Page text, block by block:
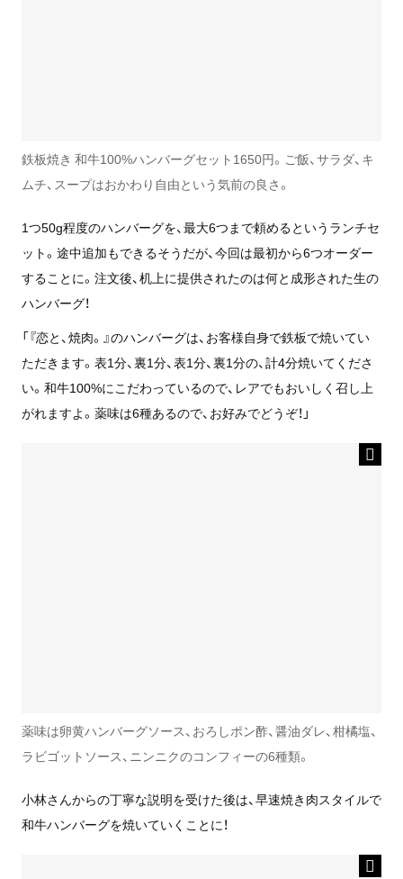
鉄板焼き 和牛100%ハンバーグセット1650円。ご飯、サラダ、キ
ムチ、スープはおかわり自由という気前の良さ。
1つ50g程度のハンバーグを、最大6つまで頼めるというランチセ
ット。途中追加もできるそうだが、今回は最初から6つオーダー
することに。注文後、机上に提供されたのは何と成形された生の
ハンバーグ！
「『恋と、焼肉。』のハンバーグは、お客様自身で鉄板で焼いてい
ただきます。表1分、裏1分、表1分、裏1分の、計4分焼いてくださ
い。和牛100%にこだわっているので、レアでもおいしく召し上
がれますよ。薬味は6種あるので、お好みでどうぞ！」
薬味は卵黄ハンバーグソース、おろしポン酢、醤油ダレ、柑橘塩、
ラビゴットソース、ニンニクのコンフィーの6種類。
小林さんからの丁寧な説明を受けた後は、早速焼き肉スタイルで
和牛ハンバーグを焼いていくことに！